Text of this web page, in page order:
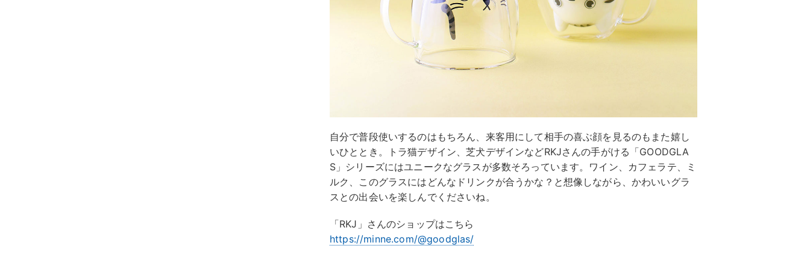
自分で普段使いするのはもちろん、来客用にして相手の喜ぶ顔を見るのもまた嬉し
いひととき。トラ猫デザイン、芝犬デザインなどRKJさんの手がける「GOODGLA
S」シリーズにはユニークなグラスが多数そろっています。ワイン、カフェラテ、ミ
ルク、このグラスにはどんなドリンクが合うかな？と想像しながら、かわいいグラ
スとの出会いを楽しんでくださいね。
「RKJ」さんのショップはこちら
https://minne.com/@goodglas/